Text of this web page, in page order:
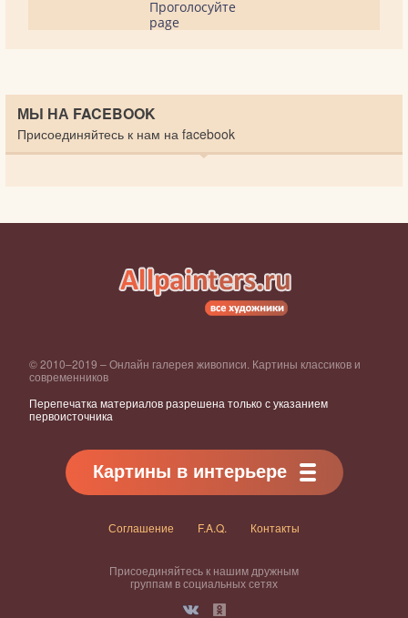
Проголосуйте
page
МЫ НА FACEBOOK
Присоединяйтесь к нам на facebook
© 2010–2019 – Онлайн галерея живописи. Картины классиков и
современников
Перепечатка материалов разрешена только с указанием
первоисточника
Картины в интерьере
Соглашение F.A.Q. Контакты
Присоединяйтесь к нашим дружным
группам в социальных сетях